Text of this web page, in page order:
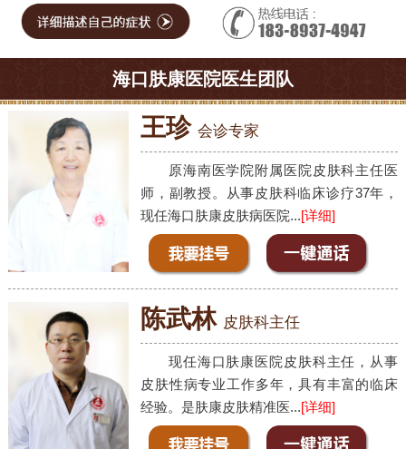
海口肤康医院医生团队
王珍 会诊专家
原海南医学院附属医院皮肤科主任医
师，副教授。从事皮肤科临床诊疗37年，
现任海口肤康皮肤病医院...[详细]
陈武林 皮肤科主任
现任海口肤康医院皮肤科主任，从事
皮肤性病专业工作多年，具有丰富的临床
经验。是肤康皮肤精准医...[详细]